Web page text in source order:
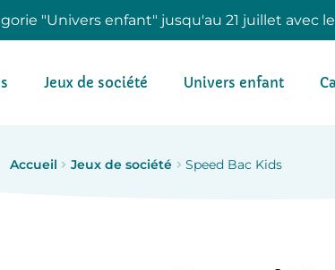
"Univers enfant" jusqu'au 21 juillet avec
Jeux de société Univers enfant
Accueil Jeux de société Speed Bac Kids